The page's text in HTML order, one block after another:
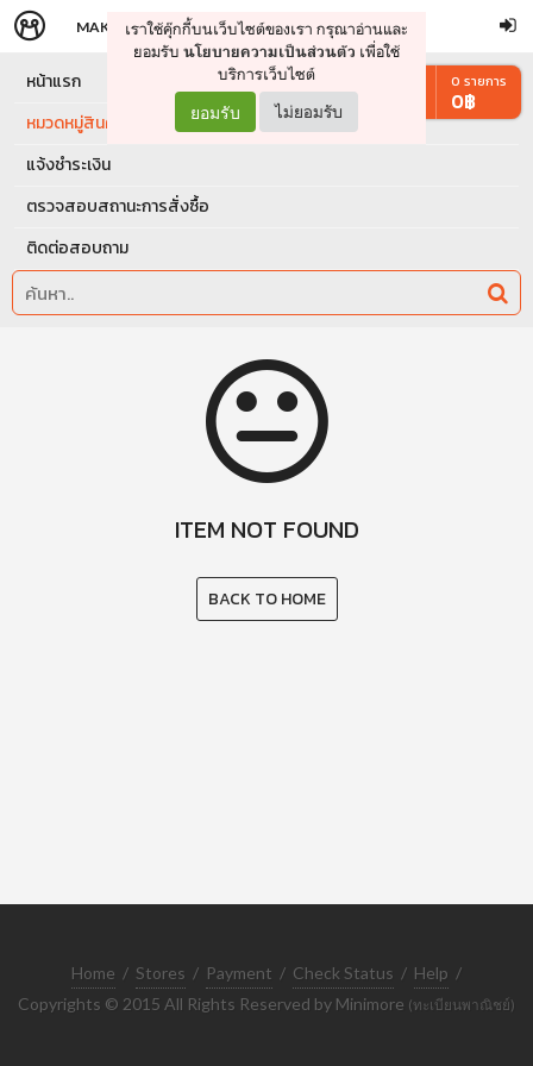
จัดการรถเข็น ดำเนินการต่อ
MAKERS STORE
เราใช้คุ๊กกี้บนเว็บไซต์ของเรา กรุณาอ่านและ
ยอมรับ นโยบายความเป็นส่วนตัว เพื่อใช้
บริการเว็บไซต์
ยอมรับ ไม่ยอมรับ
หน้าแรก
หมวดหมู่สินค้า
แจ้งชำระเงิน
ตรวจสอบสถานะการสั่งซื้อ
ติดต่อสอบถาม
0 รายการ
0฿
ITEM NOT FOUND
BACK TO HOME
Home / Stores / Payment / Check Status / Help /
Copyrights © 2015 All Rights Reserved by Minimore (ทะเบียนพาณิชย์)